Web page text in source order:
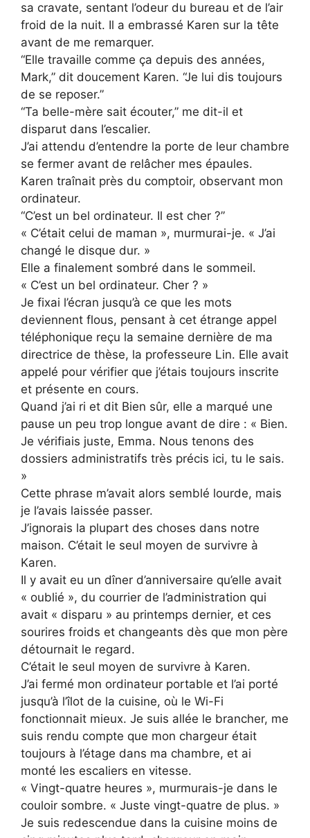
sa cravate, sentant l’odeur du bureau et de l’air
froid de la nuit. Il a embrassé Karen sur la tête
avant de me remarquer.
“Elle travaille comme ça depuis des années,
Mark,” dit doucement Karen. “Je lui dis toujours
de se reposer.”
“Ta belle-mère sait écouter,” me dit-il et
disparut dans l’escalier.
J’ai attendu d’entendre la porte de leur chambre
se fermer avant de relâcher mes épaules.
Karen traînait près du comptoir, observant mon
ordinateur.
“C’est un bel ordinateur. Il est cher ?”
« C’était celui de maman », murmurai-je. « J’ai
changé le disque dur. »
Elle a finalement sombré dans le sommeil.
« C’est un bel ordinateur. Cher ? »
Je fixai l’écran jusqu’à ce que les mots
deviennent flous, pensant à cet étrange appel
téléphonique reçu la semaine dernière de ma
directrice de thèse, la professeure Lin. Elle avait
appelé pour vérifier que j’étais toujours inscrite
et présente en cours.
Quand j’ai ri et dit Bien sûr, elle a marqué une
pause un peu trop longue avant de dire : « Bien.
Je vérifiais juste, Emma. Nous tenons des
dossiers administratifs très précis ici, tu le sais.
»
Cette phrase m’avait alors semblé lourde, mais
je l’avais laissée passer.
J’ignorais la plupart des choses dans notre
maison. C’était le seul moyen de survivre à
Karen.
Il y avait eu un dîner d’anniversaire qu’elle avait
« oublié », du courrier de l’administration qui
avait « disparu » au printemps dernier, et ces
sourires froids et changeants dès que mon père
détournait le regard.
C’était le seul moyen de survivre à Karen.
J’ai fermé mon ordinateur portable et l’ai porté
jusqu’à l’îlot de la cuisine, où le Wi-Fi
fonctionnait mieux. Je suis allée le brancher, me
suis rendu compte que mon chargeur était
toujours à l’étage dans ma chambre, et ai
monté les escaliers en vitesse.
« Vingt-quatre heures », murmurais-je dans le
couloir sombre. « Juste vingt-quatre de plus. »
Je suis redescendue dans la cuisine moins de